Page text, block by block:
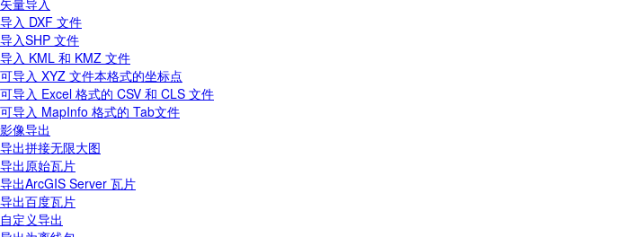
矢量导入
导入 DXF 文件
导入SHP 文件
导入 KML 和 KMZ 文件
可导入 XYZ 文件本格式的坐标点
可导入 Excel 格式的 CSV 和 CLS 文件
可导入 MapInfo 格式的 Tab文件
影像导出
导出拼接无限大图
导出原始瓦片
导出ArcGIS Server 瓦片
导出百度瓦片
自定义导出